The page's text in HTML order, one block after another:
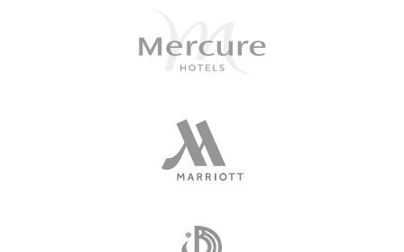
Подписывайтесь на наши социальные сети,
чтобы первыми узнавать новости
ТГ канал